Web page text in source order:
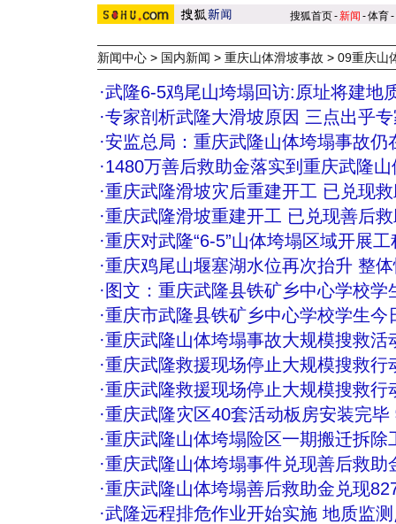
搜狐首页-新闻 -体育-
新闻中心 > 国内新闻 > 重庆山体滑坡事故 > 09重庆山
·武隆6-5鸡尾山垮塌回访:原址将建地
·专家剖析武隆大滑坡原因 三点出乎
·安监总局：重庆武隆山体垮塌事故仍
·1480万善后救助金落实到重庆武隆
·重庆武隆滑坡灾后重建开工 已兑现
·重庆武隆滑坡重建开工 已兑现善后
·重庆对武隆“6-5”山体垮塌区域开展
·重庆鸡尾山堰塞湖水位再次抬升 整
·图文：重庆武隆县铁矿乡中心学校学
·重庆市武隆县铁矿乡中心学校学生今
·重庆武隆山体垮塌事故大规模搜救活
·重庆武隆救援现场停止大规模搜救行
·重庆武隆救援现场停止大规模搜救行
·重庆武隆灾区40套活动板房安装完毕
·重庆武隆山体垮塌险区一期搬迁拆除
·重庆武隆山体垮塌事件兑现善后救助
·重庆武隆山体垮塌善后救助金兑现
·武隆远程排危作业开始实施 地质监